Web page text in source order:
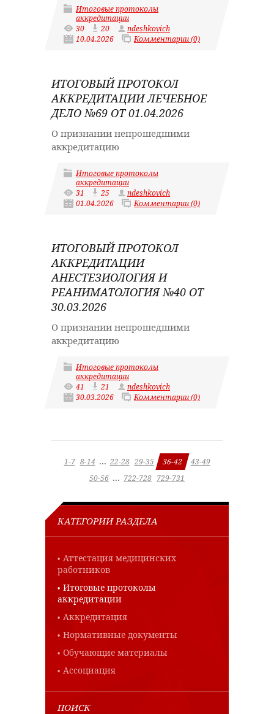
Итоговые протоколы
аккредитации
30
20
ndeshkovich
10.04.2026
Комментарии (0)
ИТОГОВЫЙ ПРОТОКОЛ
АККРЕДИТАЦИИ ЛЕЧЕБНОЕ
ДЕЛО №69 ОТ 01.04.2026
О признании непрошедшими
аккредитацию
Итоговые протоколы
аккредитации
31
25
ndeshkovich
01.04.2026
Комментарии (0)
ИТОГОВЫЙ ПРОТОКОЛ
АККРЕДИТАЦИИ
АНЕСТЕЗИОЛОГИЯ И
РЕАНИМАТОЛОГИЯ №40 ОТ
30.03.2026
О признании непрошедшими
аккредитацию
Итоговые протоколы
аккредитации
41
21
ndeshkovich
30.03.2026
Комментарии (0)
1-7 8-14 ... 22-28 29-35 36-42
43-49
50-56 ... 722-728 729-731
КАТЕГОРИИ РАЗДЕЛА
Аттестация медицинских
работников
Итоговые протоколы
аккредитации
Аккредитация
Нормативные документы
Обучающие материалы
Ассоциация
ПОИСК